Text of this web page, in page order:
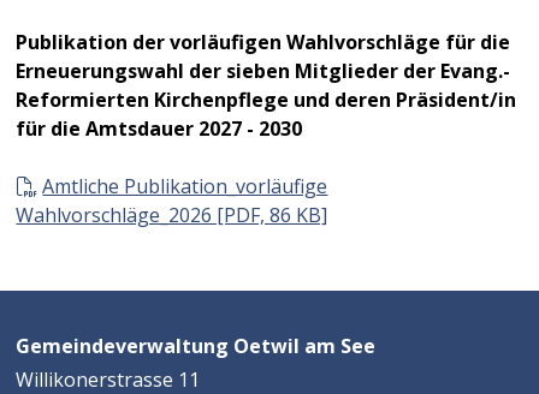
Publikation der vorläufigen Wahlvorschläge für die
Erneuerungswahl der sieben Mitglieder der Evang.-
Reformierten Kirchenpflege und deren Präsident/in
für die Amtsdauer 2027 - 2030
Amtliche Publikation_vorläufige
Wahlvorschläge_2026 [PDF, 86 KB]
Footer
Adresse
Gemeindeverwaltung Oetwil am See
Willikonerstrasse 11